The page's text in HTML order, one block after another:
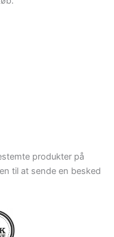
produkter på
til at sende en besked